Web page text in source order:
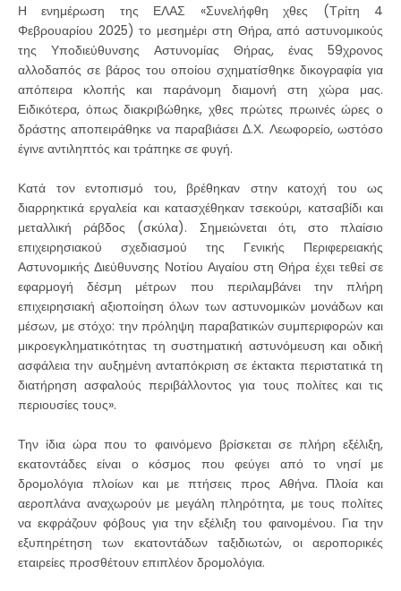
Η ενημέρωση της ΕΛΑΣ «Συνελήφθη χθες (Τρίτη 4
Φεβρουαρίου 2025) το μεσημέρι στη Θήρα, από αστυνομικούς
της Υποδιεύθυνσης Αστυνομίας Θήρας, ένας 59χρονος
αλλοδαπός σε βάρος του οποίου σχηματίσθηκε δικογραφία για
απόπειρα κλοπής και παράνομη διαμονή στη χώρα μας.
Ειδικότερα, όπως διακριβώθηκε, χθες πρώτες πρωινές ώρες ο
δράστης αποπειράθηκε να παραβιάσει Δ.Χ. Λεωφορείο, ωστόσο
έγινε αντιληπτός και τράπηκε σε φυγή.
Κατά τον εντοπισμό του, βρέθηκαν στην κατοχή του ως
διαρρηκτικά εργαλεία και κατασχέθηκαν τσεκούρι, κατσαβίδι και
μεταλλική ράβδος (σκύλα). Σημειώνεται ότι, στο πλαίσιο
επιχειρησιακού σχεδιασμού της Γενικής Περιφερειακής
Αστυνομικής Διεύθυνσης Νοτίου Αιγαίου στη Θήρα έχει τεθεί σε
εφαρμογή δέσμη μέτρων που περιλαμβάνει την πλήρη
επιχειρησιακή αξιοποίηση όλων των αστυνομικών μονάδων και
μέσων, με στόχο: την πρόληψη παραβατικών συμπεριφορών και
μικροεγκληματικότητας τη συστηματική αστυνόμευση και οδική
ασφάλεια την αυξημένη ανταπόκριση σε έκτακτα περιστατικά τη
διατήρηση ασφαλούς περιβάλλοντος για τους πολίτες και τις
περιουσίες τους».
Την ίδια ώρα που το φαινόμενο βρίσκεται σε πλήρη εξέλιξη,
εκατοντάδες είναι ο κόσμος που φεύγει από το νησί με
δρομολόγια πλοίων και με πτήσεις προς Αθήνα. Πλοία και
αεροπλάνα αναχωρούν με μεγάλη πληρότητα, με τους πολίτες
να εκφράζουν φόβους για την εξέλιξη του φαινομένου. Για την
εξυπηρέτηση των εκατοντάδων ταξιδιωτών, οι αεροπορικές
εταιρείες προσθέτουν επιπλέον δρομολόγια.